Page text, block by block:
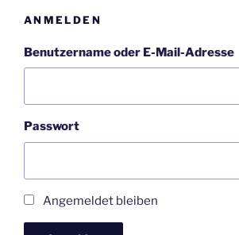
ANMELDEN
Benutzername oder E-Mail-Adresse
Passwort
Angemeldet bleiben